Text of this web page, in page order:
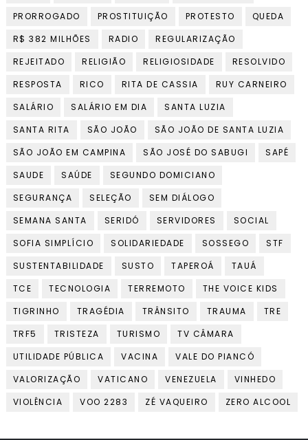
PRORROGADO
PROSTITUIÇÃO PROTESTO
QUEDA
R$ 382 MILHÕES
RADIO
REGULARIZAÇÃO
REJEITADO
RELIGIÃO RELIGIOSIDADE
RESOLVIDO
RESPOSTA
RICO RITA DE CASSIA
RUY CARNEIRO
SALÁRIO
SALÁRIO EM DIA
SANTA LUZIA
SANTA RITA
SÃO JOÃO
SÃO JOÃO DE SANTA LUZIA
SÃO JOÃO EM CAMPINA
SÃO JOSÉ DO SABUGI
SAPÉ
SAUDE
SAÚDE
SEGUNDO DOMICIANO
SEGURANÇA
SELEÇÃO
SEM DIÁLOGO
SEMANA SANTA
SERIDÓ SERVIDORES
SOCIAL
SOFIA SIMPLÍCIO
SOLIDARIEDADE SOSSEGO
STF
SUSTENTABILIDADE
SUSTO TAPEROÁ
TAUÁ
TCE
TECNOLOGIA TERREMOTO
THE VOICE KIDS
TIGRINHO
TRAGÉDIA TRÂNSITO TRAUMA
TRE
TRF5
TRISTEZA TURISMO
TV CÂMARA
UTILIDADE PÚBLICA
VACINA
VALE DO PIANCÓ
VALORIZAÇÃO
VATICANO VENEZUELA
VINHEDO
VIOLÊNCIA
VOO 2283 ZÉ VAQUEIRO ZERO ALCOOL